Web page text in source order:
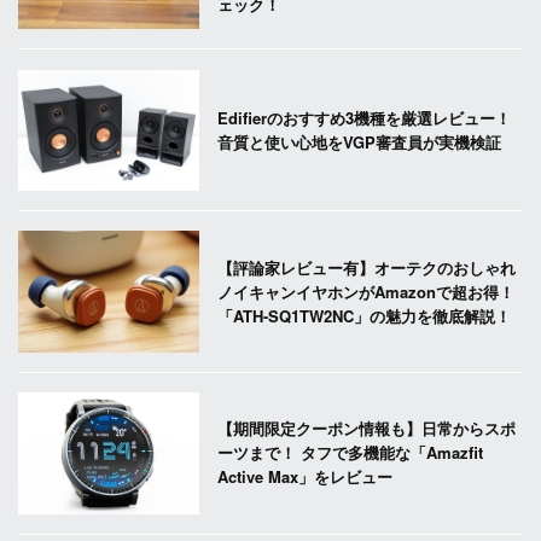
Edifierのおすすめ3機種を厳選レビュー！
音質と使い心地をVGP審査員が実機検証
【評論家レビュー有】オーテクのおしゃれ
ノイキャンイヤホンがAmazonで超お得！
「ATH-SQ1TW2NC」の魅力を徹底解説！
【期間限定クーポン情報も】日常からスポ
ーツまで！ タフで多機能な「Amazfit
Active Max」をレビュー